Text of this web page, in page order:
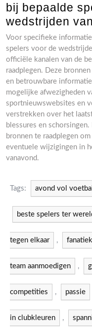
bij bepaalde
wedstrijden
Voor specifieke
spelers voor de
officiële kanalen van de
raadplegen. Deze
en betrouwbare
mogelijke afwezigheden
sportnieuwswebsites en
verstrekken over het
blessures en
bronnen te raadplegen
eventuele wijzigingen in
vanavond.
Tags: avond vol
beste spelers ter
tegen elkaar ,
team aanmoedigen ,
competities , passie
in clubkleuren ,